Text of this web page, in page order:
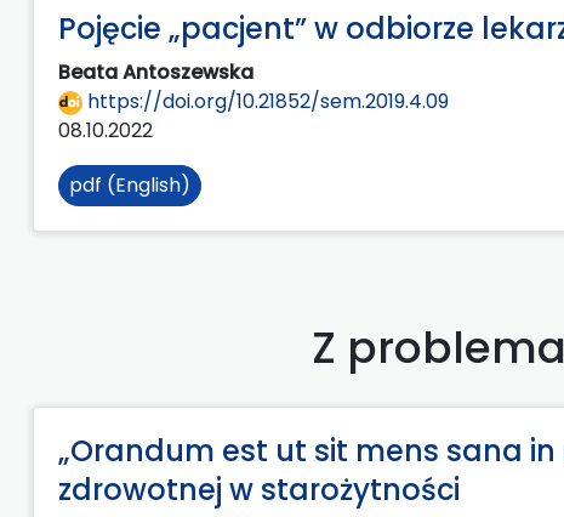
Pojęcie „pacjent” w odbiorze
Beata Antoszewska
https://doi.org/10.21852/sem.2019.4.09
08.10.2022
pdf (English)
Z
„Orandum est ut sit mens sana
zdrowotnej w starożytności